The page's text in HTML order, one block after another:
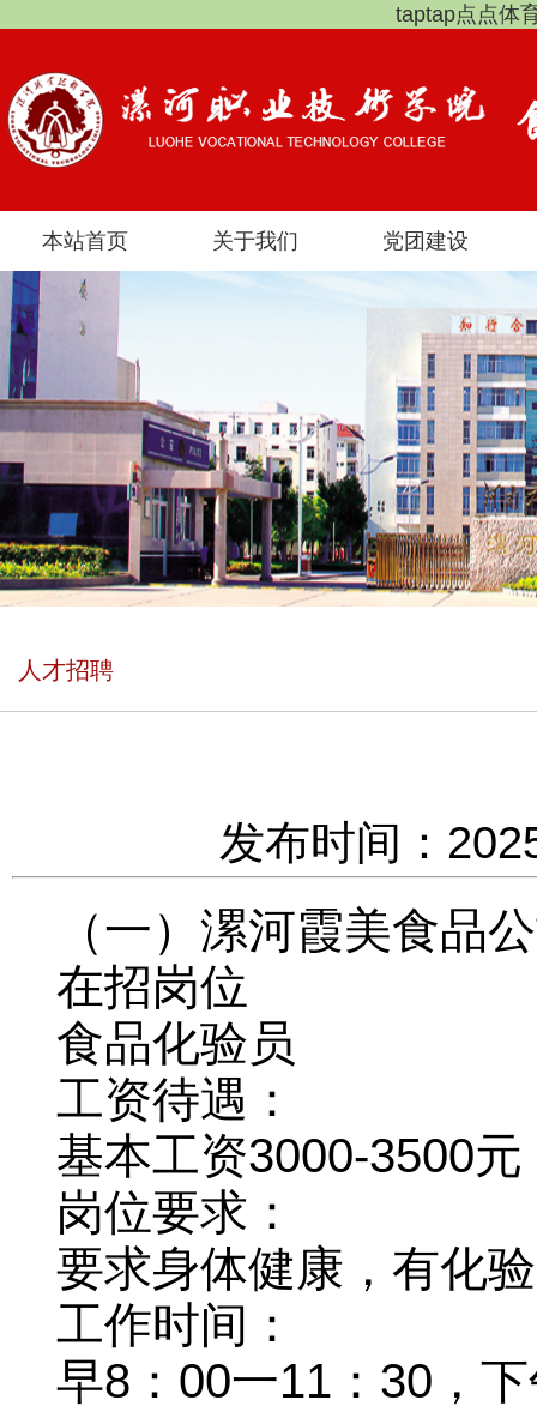
taptap点点体
本站首页 关于我们 党团建设
人才招聘
发布时间：
（一）漯河霞美食品
在招岗位
食品化验员
工资待遇：
基本工资3000-3500
岗位要求：
要求身体健康，有化
工作时间：
早8：00一11：30，